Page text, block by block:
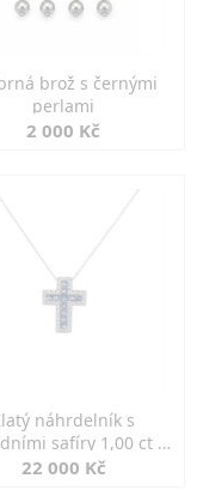
brož s černými
perlami
2 000 Kč
náhrdelník s
safíry 1,00 ct a
diamanty
22 000 Kč